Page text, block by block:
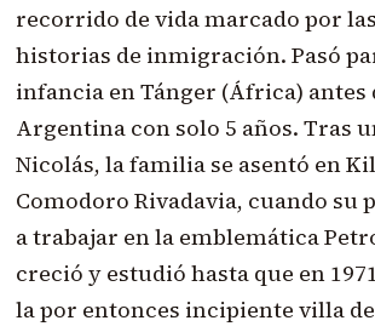
recorrido de vida marcado por
historias de inmigración. Pasó
infancia en Tánger (África) antes
Argentina con solo 5 años. Tras
Nicolás, la familia se asentó en
Comodoro Rivadavia, cuando su
a trabajar en la emblemática
creció y estudió hasta que en
la por entonces incipiente villa